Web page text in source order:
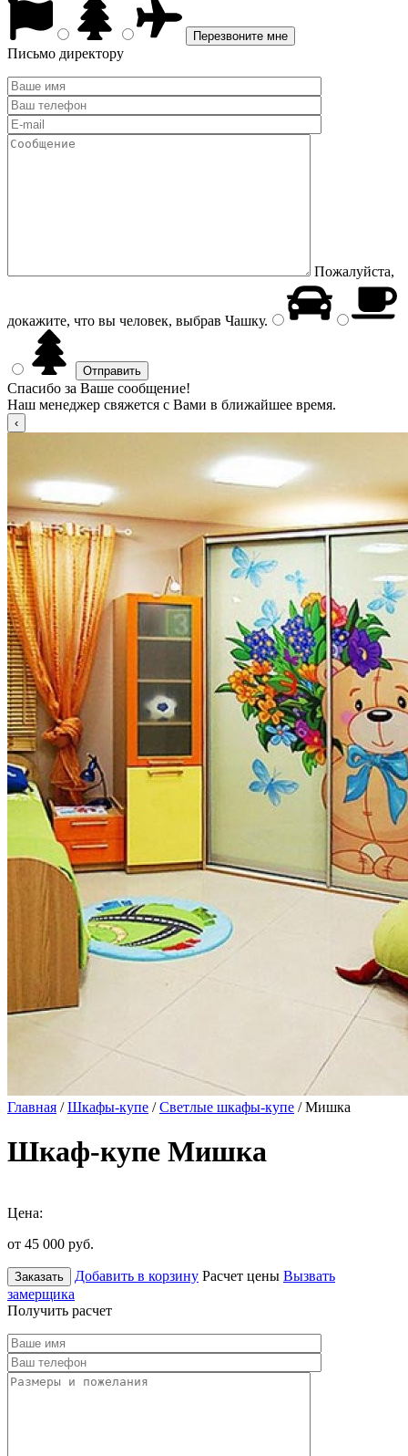
Письмо директору
Пожалуйста,
докажите, что вы человек, выбрав Чашку.
Спасибо за Ваше сообщение!
Наш менеджер свяжется с Вами в ближайшее время.
Главная /Шкафы-купе /Светлые шкафы-купе / Мишка
Шкаф-купе Мишка
Цена:
от 45 000 руб.
Заказать Добавить в корзину Расчет цены Вызвать
замерщика
Получить расчет